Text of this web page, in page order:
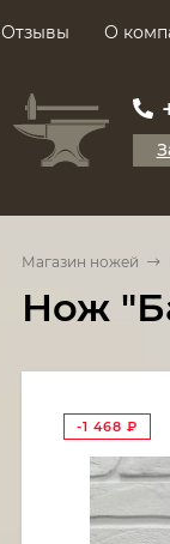
Отзывы О
Магазин ножей
Нож
-1 468 ₽